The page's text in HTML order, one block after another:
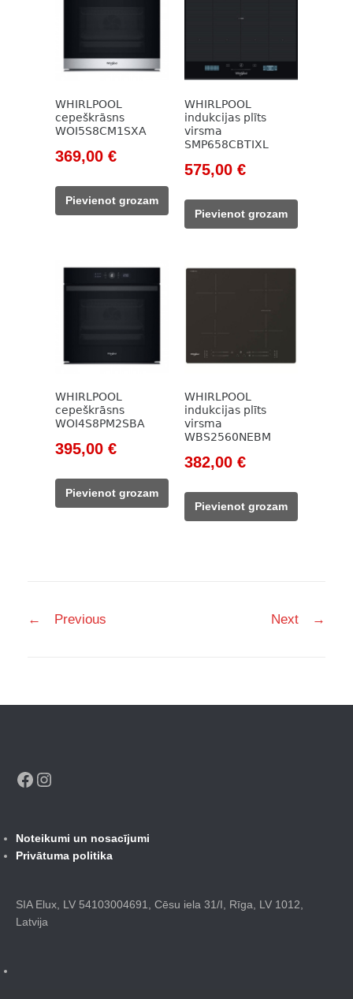
WHIRLPOOL
cepeškrāsns
WOI5S8CM1SXA
Original
was:
436,00 €.
369,00 €Current
369,00 €.
Pievienot grozam
WHIRLPOOL
indukcijas plīts
virsma
SMP658CBTIXL
Original
was:
755,00 €.
575,00 €Current
575,00 €.
Pievienot grozam
WHIRLPOOL
cepeškrāsns
WOI4S8PM2SBA
Original
was:
515,00 €.
395,00 €Current
395,00 €.
Pievienot grozam
WHIRLPOOL
indukcijas plīts
virsma
WBS2560NEBM
Original
was:
458,00 €.
382,00 €Current
382,00 €.
Pievienot grozam
navigation
← Previous Next →
Facebook
Noteikumi un nosacījumi
Privātuma politika
SIA Elux, LV 54103004691, Cēsu iela 31/I, Rīga, LV 1012,
Latvija